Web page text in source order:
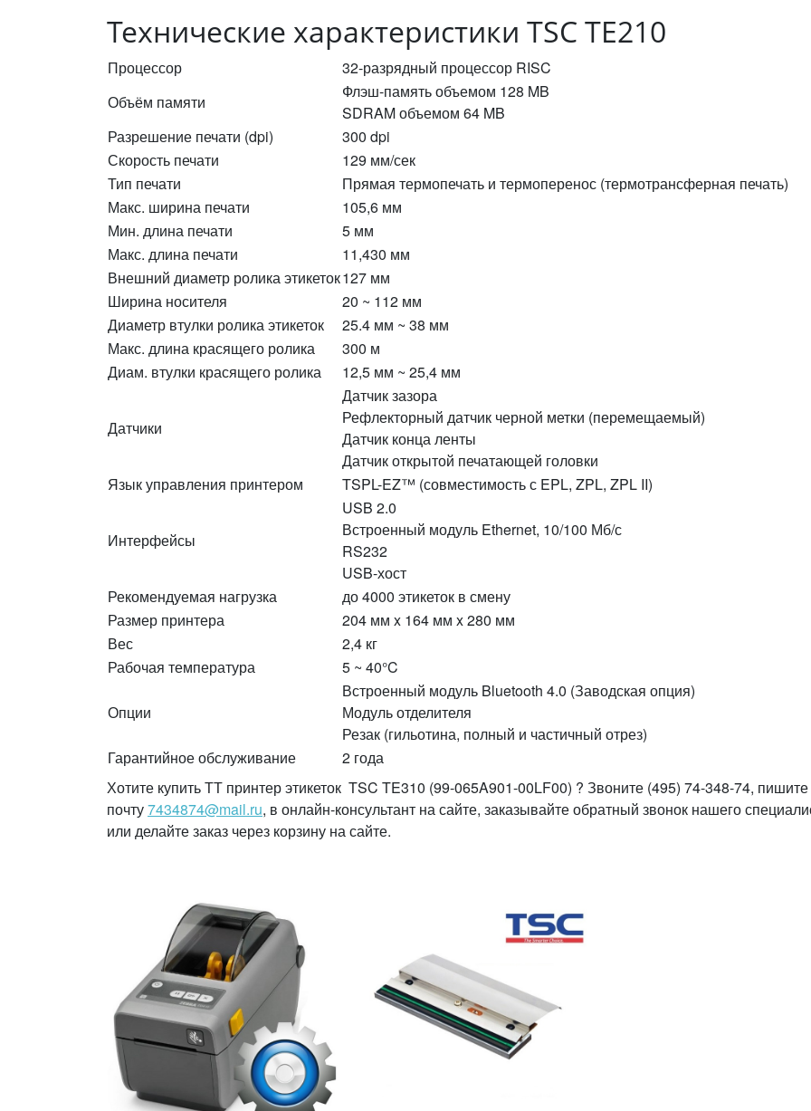
Технические характеристики TSC TE210
Процессор
32-разрядный процессор RISC
Объём памяти
Флэш-память объемом 128 MB
SDRAM объемом 64 MB
Разрешение печати (dpi)
300 dpi
Скорость печати
129 мм/сек
Тип печати
Прямая термопечать и термоперенос (термотрансферная печать)
Макс. ширина печати
105,6 мм
Мин. длина печати
5 мм
Макс. длина печати
11,430 мм
Внешний диаметр ролика этикеток127 мм
Ширина носителя
20 ~ 112 мм
Диаметр втулки ролика этикеток
25.4 мм ~ 38 мм
Макс. длина красящего ролика
300 м
Диам. втулки красящего ролика
12,5 мм ~ 25,4 мм
Датчики
Датчик зазора
Рефлекторный датчик черной метки (перемещаемый)
Датчик конца ленты
Датчик открытой печатающей головки
Язык управления принтером
TSPL-EZ™ (совместимость с EPL, ZPL, ZPL II)
Интерфейсы
USB 2.0
Встроенный модуль Ethernet, 10/100 Мб/с
RS232
USB-хост
Рекомендуемая нагрузка
до 4000 этикеток в смену
Размер принтера
204 мм x 164 мм x 280 мм
Вес
2,4 кг
Рабочая температура
5 ~ 40°C
Опции
Встроенный модуль Bluetooth 4.0 (Заводская опция)
Модуль отделителя
Резак (гильотина, полный и частичный отрез)
Гарантийное обслуживание
2 года
Хотите купить ТТ принтер этикеток TSC TE310 (99-065A901-00LF00) ? Звоните (495) 74-348-74,
почту7434874@mail.ru, в онлайн-консультант на сайте, заказывайте обратный звонок нашего
или делайте заказ через корзину на сайте.